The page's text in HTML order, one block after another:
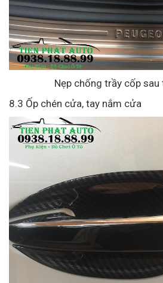
Nẹp chống trầy cốp
8.3 Ốp chén cửa, tay nắm cửa